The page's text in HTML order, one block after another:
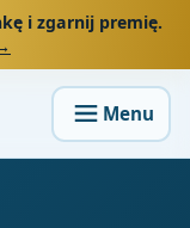
i zgarnij premię.